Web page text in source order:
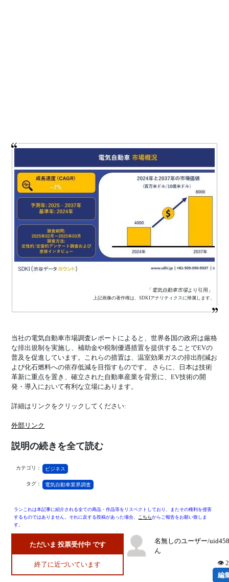
「 電気自動車市場より引用」
上記画像の著作権は、SDKIアナリティクスに帰属します。
当社の電気自動車市場調査レポートによると、世界各国の政府は厳格
な排出規制を実施し、補助金や税制優遇措置を提供することでEVの
普及を促進しています。これらの措置は、温室効果ガスの排出削減お
よび化石燃料への依存低減を目指すものです。 さらに、日本は技術
革新に重点を置き、確立された自動車産業を背景に、EV技術の開
発・導入において有利な立場にあります。
詳細はリンクをクリックしてください:
外部リンク
説明の続きを全て読む
カテゴリ： ビジネス
タグ： 電気自動車業界調査
ランこれは本記事に紹介される全ての商品・作品等をリスペクトしており、またその権利を侵害
するものではありません。それに反する投稿があった場合、 こちらからご報告をお願い致しま
す。
ただいま 投票受付中 です
終了に近づいています
名無しのユーザー/
ん
👁
編